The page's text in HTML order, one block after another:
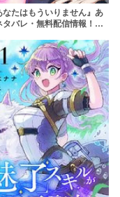
なたはもういりません』あ
タバレ・無料配信情報！